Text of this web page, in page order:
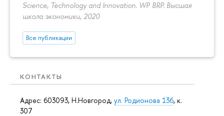
Science, Technology and Innovation. WP BRP. Высшая
школа экономики, 2020
Все публикации
КОНТАКТЫ
Адрес: 603093, Н.Новгород, ул. Родионова 136, к.
307